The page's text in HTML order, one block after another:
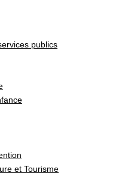
publics
et Tourisme